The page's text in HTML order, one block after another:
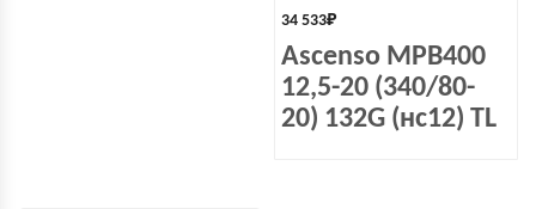
34 533₽
Ascenso MPB400
12,5-20 (340/80-
20) 132G (нс12) TL